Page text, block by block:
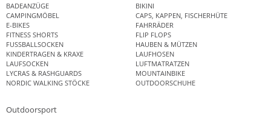
BADEANZÜGE
BIKINI
CAMPINGMÖBEL
CAPS, KAPPEN, FISCHERHÜTE
E-BIKES
FAHRRÄDER
FITNESS SHORTS
FLIP FLOPS
FUSSBALLSOCKEN
HAUBEN & MÜTZEN
KINDERTRAGEN & KRAXE
LAUFHOSEN
LAUFSOCKEN
LUFTMATRATZEN
LYCRAS & RASHGUARDS
MOUNTAINBIKE
NORDIC WALKING STÖCKE
OUTDOORSCHUHE
Outdoorsport